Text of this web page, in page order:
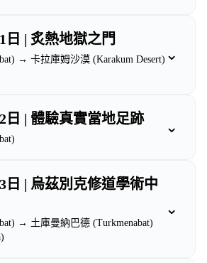
日 | 炙熱地獄之門
→ 卡拉庫姆沙漠 (Karakum Desert) ⌄
日 | 體驗真實當地足跡 ⌄
日 | 烏茲別克修道學術中
→ 土庫曼納巴德 (Turkmenabat)
⌄